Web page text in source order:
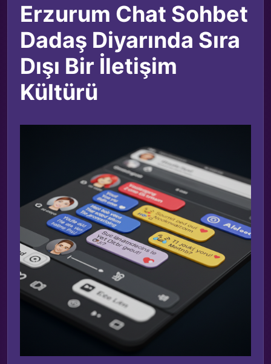
Erzurum Chat Sohbet
Dadaş Diyarında Sıra
Dışı Bir İletişim
Kültürü